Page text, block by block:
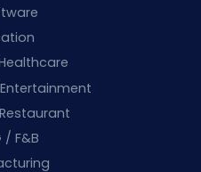
/ F&B